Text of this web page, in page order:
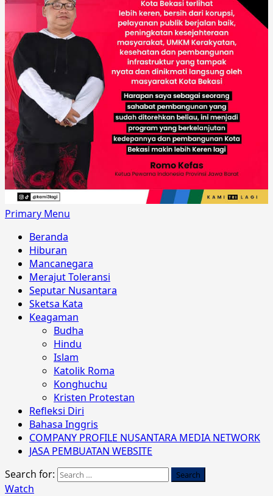
Primary Menu
Beranda
Hiburan
Mancanegara
Merajut Toleransi
Seputar Nusantara
Sketsa Kata
Keagaman
Budha
Hindu
Islam
Katolik Roma
Konghuchu
Kristen Protestan
Refleksi Diri
Bahasa Inggris
COMPANY PROFILE NUSANTARA MEDIA NETWORK
JASA PEMBUATAN WEBSITE
Search for:
Watch